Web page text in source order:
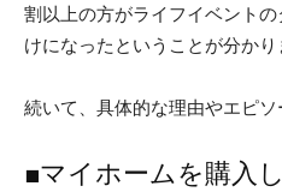
割以上の方がライフイベント
けになったということが分かり
続いて、具体的な理由やエピソ
■マイホームを購入